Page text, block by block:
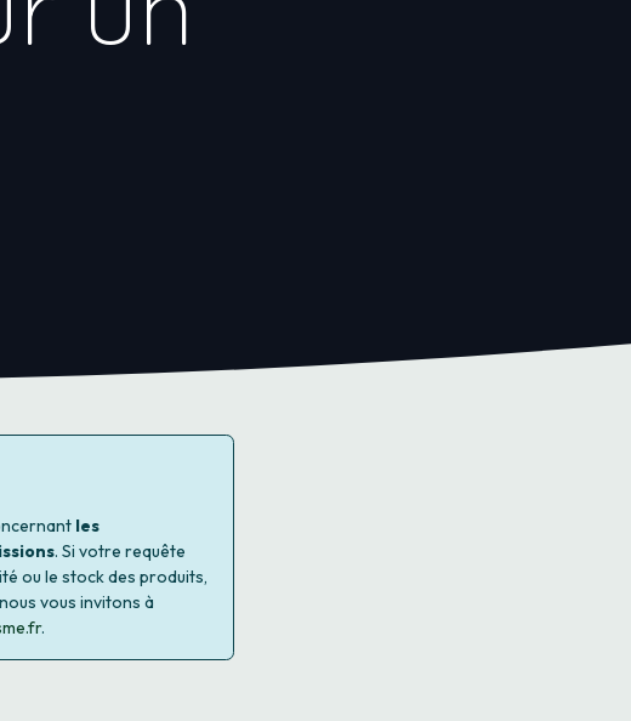
les
. Si votre requête
ou le stock des produits,
vous invitons à
.